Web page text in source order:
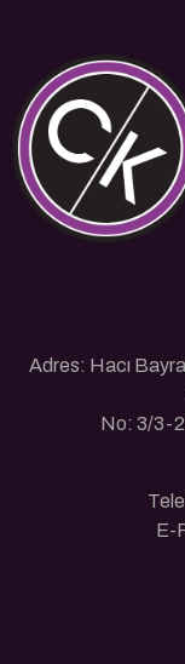
Adres: Hacı
No: 3/3-
E-